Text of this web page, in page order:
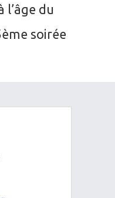
l’âge du
soirée